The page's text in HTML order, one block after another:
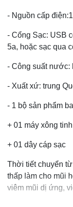
- Nguồn cấp
- Cổng Sạc: USB
5a, hoặc sạc qua
- Công suất nước:
- Xuất xứ: trung
- 1 bộ sản phẩm
+ 01 máy xông
+ 01 dây cáp sạc
Thời tiết chuyển
thấp làm cho mũi
viêm mũi dị ứng,